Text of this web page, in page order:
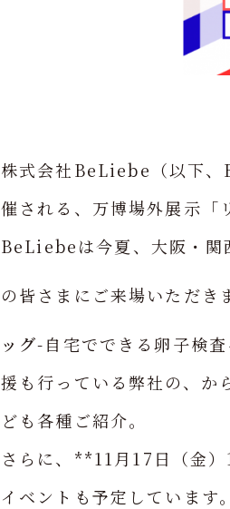
株式会社BeLiebe（以下
催される、万博場外展示「
BeLiebeは今夏、大阪・関
の皆さまにご来場いただき
ッグ-自宅でできる卵子検
援も行っている弊社の、か
ども各種ご紹介。
さらに、**11月17日（金
イベントも予定しています。